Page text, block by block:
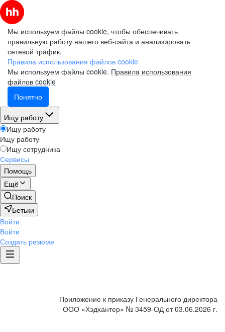
Мы используем файлы cookie, чтобы обеспечивать
правильную работу нашего веб-сайта и анализировать
сетевой трафик.
Правила использования файлов cookie
Мы используем файлы cookie. Правила использования
файлов cookie
Понятно
Ищу работу
Ищу работу
Ищу работу
Ищу сотрудника
Сервисы
Помощь
Ещё
Поиск
Бетьки
Войти
Войти
Создать резюме
Приложение к приказу Генерального директора
ООО «Хэдхантер» № 3459-ОД от 03.06.2026 г.